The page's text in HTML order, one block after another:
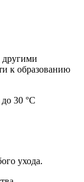
другими
к образованию
30 °C
ухода.